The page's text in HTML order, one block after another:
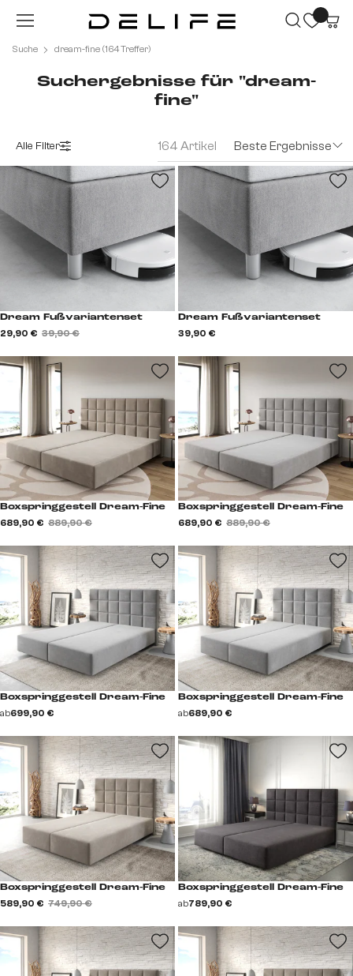
Zum Hauptinhalt springen
Suche dream-fine (164 Treffer)
Suchergebnisse für "dream-
fine"
Alle Filter 164 Artikel Beste Ergebnisse
Dream Fußvariantenset
29,90 € 39,90 €
Dream Fußvariantenset
39,90 €
Boxspringgestell Dream-Fine
689,90 € 889,90 €
Boxspringgestell Dream-Fine
689,90 € 889,90 €
Boxspringgestell Dream-Fine
ab699,90 €
Boxspringgestell Dream-Fine
ab689,90 €
Boxspringgestell Dream-Fine
589,90 € 749,90 €
Boxspringgestell Dream-Fine
ab789,90 €